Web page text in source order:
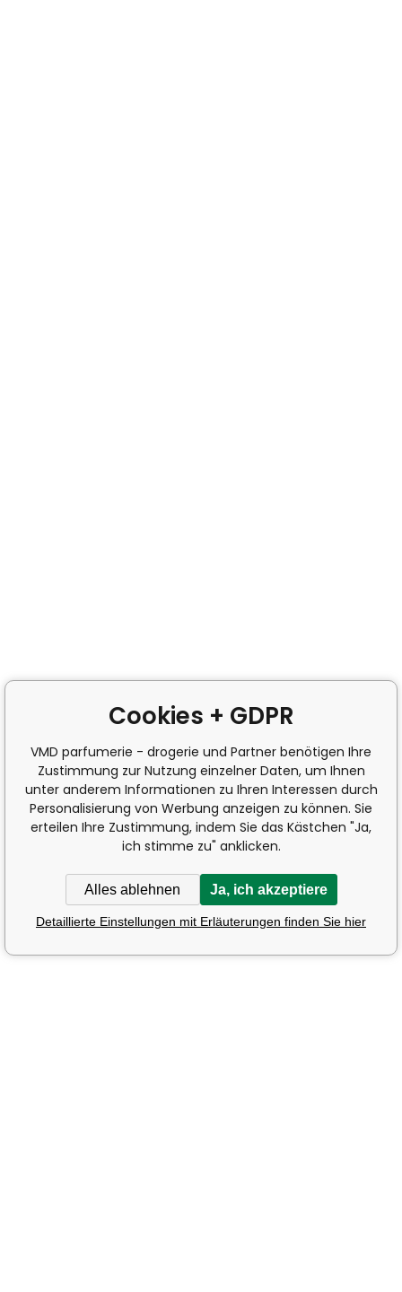
Cookies + GDPR
VMD parfumerie - drogerie und Partner benötigen Ihre
Zustimmung zur Nutzung einzelner Daten, um Ihnen
unter anderem Informationen zu Ihren Interessen durch
Personalisierung von Werbung anzeigen zu können. Sie
erteilen Ihre Zustimmung, indem Sie das Kästchen "Ja,
ich stimme zu" anklicken.
Alles ablehnen Ja, ich akzeptiere
Detaillierte Einstellungen mit Erläuterungen finden Sie hier